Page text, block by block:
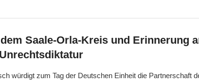
Saale-Orla-Kreis und Erinnerung
würdigt zum Tag der Deutschen Einheit die Partnerschaft